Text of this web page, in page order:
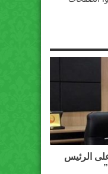
الرئيس